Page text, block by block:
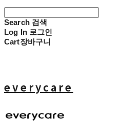
Search 검색
Log In 로그인
Cart장바구니
everycare